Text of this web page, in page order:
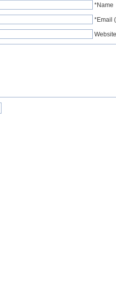
*Name
*Email
Website